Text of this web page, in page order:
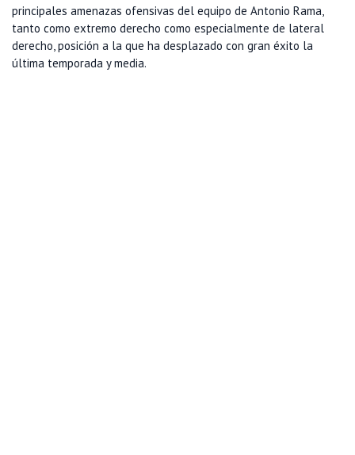
principales amenazas ofensivas del equipo de Antonio Rama,
tanto como extremo derecho como especialmente de lateral
derecho, posición a la que ha desplazado con gran éxito la
última temporada y media.